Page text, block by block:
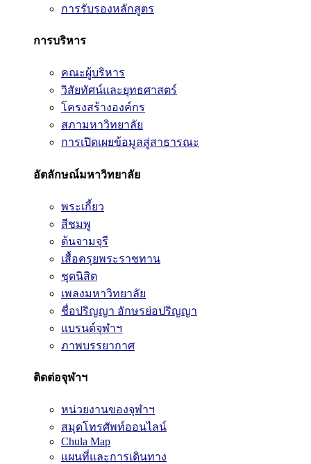
การรับรองหลักสูตร
การบริหาร
คณะผู้บริหาร
วิสัยทัศน์และยุทธศาสตร์
โครงสร้างองค์กร
สภามหาวิทยาลัย
การเปิดเผยข้อมูลสู่สาธารณะ
อัตลักษณ์มหาวิทยาลัย
พระเกี้ยว
สีชมพู
ต้นจามจุรี
เสื้อครุยพระราชทาน
ชุดนิสิต
เพลงมหาวิทยาลัย
ชื่อปริญญา อักษรย่อปริญญา
แบรนด์จุฬาฯ
ภาพบรรยากาศ
ติดต่อจุฬาฯ
หน่วยงานของจุฬาฯ
สมุดโทรศัพท์ออนไลน์
Chula Map
แผนที่และการเดินทาง